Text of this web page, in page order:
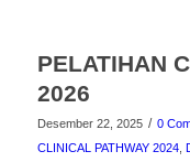
PELATIHAN
2026
Desember 22, 2025 / 0
CLINICAL PATHWAY 2024,